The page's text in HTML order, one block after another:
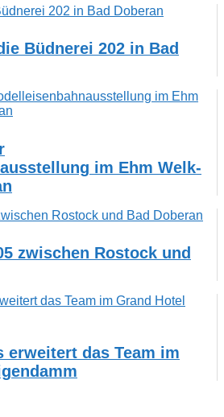
Büdnerei 202 in Bad
im Ehm Welk-
zwischen Rostock und
erweitert das Team im